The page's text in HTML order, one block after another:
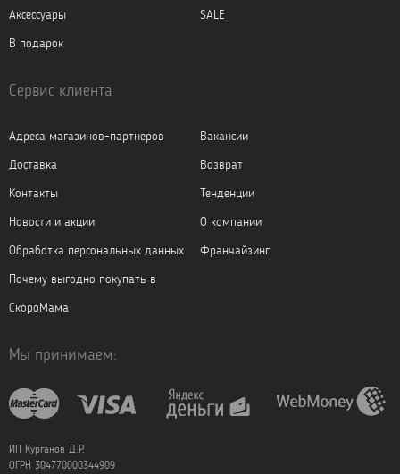
Аксессуары
SALE
В подарок
Сервис клиента
Адреса магазинов-партнеров
Вакансии
Доставка
Возврат
Контакты
Тенденции
Новости и акции
О компании
Обработка персональных данных
Франчайзинг
Почему выгодно покупать в
СкороМама
Мы принимаем:
ИП Курганов Д.Р.
ОГРН 304770000344909